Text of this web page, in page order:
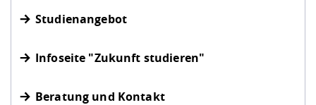
Studienangebot
Infoseite "Zukunft studieren"
Beratung und Kontakt